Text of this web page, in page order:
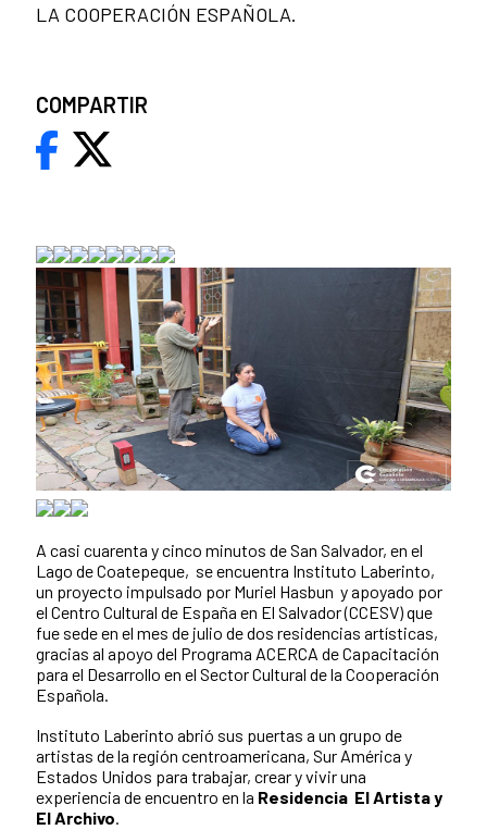
A casi cuarenta y cinco minutos de San Salvador, en el
Lago de Coatepeque, se encuentra Instituto Laberinto,
un proyecto impulsado por Muriel Hasbun y apoyado por
el Centro Cultural de España en El Salvador (CCESV) que
fue sede en el mes de julio de dos residencias artísticas,
gracias al apoyo del Programa ACERCA de Capacitación
para el Desarrollo en el Sector Cultural de la Cooperación
Española.
Instituto Laberinto abrió sus puertas a un grupo de
artistas de la región centroamericana, Sur América y
Estados Unidos para trabajar, crear y vivir una
experiencia de encuentro en la Residencia El Artista y
El Archivo.
LA COOPERACIÓN ESPAÑOLA.
COMPARTIR